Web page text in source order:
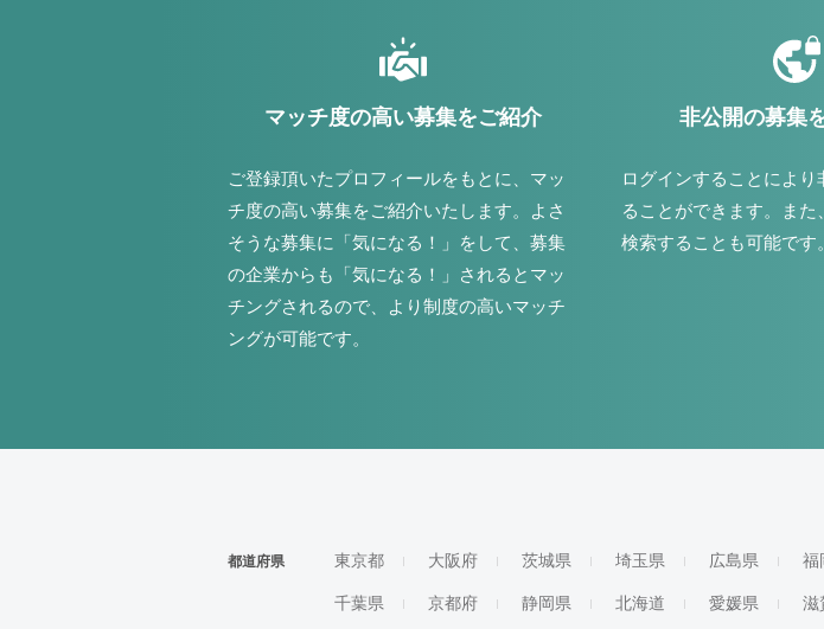
マッチ度の高い募集をご紹介
ご登録頂いたプロフィールをもとに、マッ
チ度の高い募集をご紹介いたします。よさ
そうな募集に「気になる！」をして、募集
の企業からも「気になる！」されるとマッ
チングされるので、より制度の高いマッチ
ングが可能です。
非公開の募集
ログインすることにより
ることができます。ま
検索することも可能です。
都道府県 東京都 大阪府 茨城県 埼玉県 広島県 福
千葉県 京都府 静岡県 北海道 愛媛県 滋